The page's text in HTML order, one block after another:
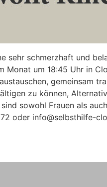
sehr schmerzhaft und
Monat um 18:45 Uhr in
gemeinsam
zu können,
sowohl Frauen als
oder info@selbsthilfe-